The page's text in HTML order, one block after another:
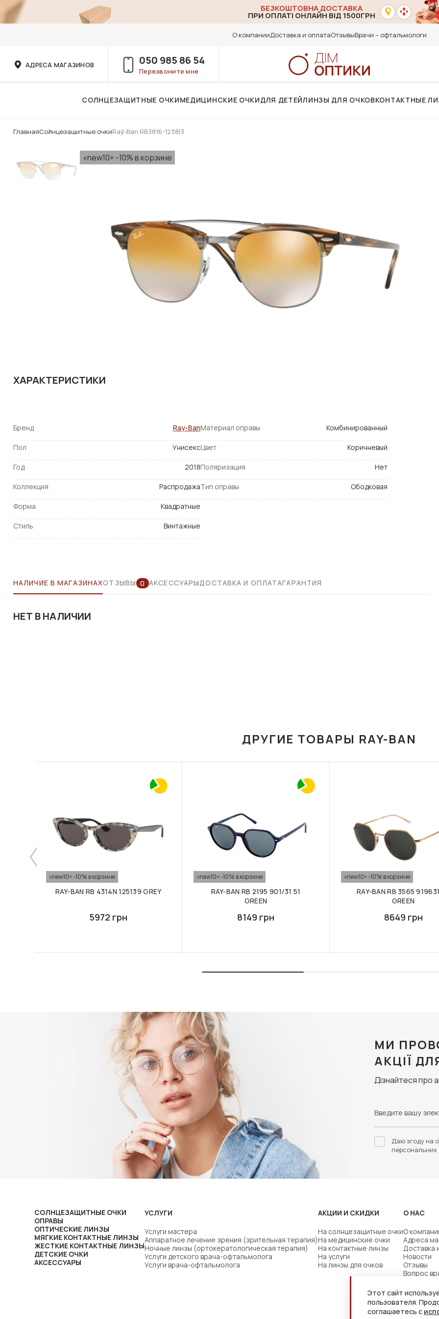
БЕЗКОШТОВНА ДОСТАВКА
ПРИ ОПЛАТІ ОНЛАЙН ВІД 1500ГРН
О компанииДоставка и оплатаОтзывыВрачи – офтальмологи
АДРЕСА МАГАЗИНОВ 050 985 86 54
Перезвоните мне
СОЛНЦЕЗАЩИТНЫЕ ОЧКИМЕДИЦИНСКИЕ ОЧКИДЛЯ ДЕТЕЙЛИНЗЫ ДЛЯ ОЧКОВКОНТАКТНЫЕ
ГлавнаяСолнцезащитные очкиRay-Ban RB3816-1238I3
«new10» -10% в корзине
ХАРАКТЕРИСТИКИ
Бренд Ray-Ban
Пол Унисекс
Год 2018
Коллекция Распродажа
Форма Квадратные
Стиль Винтажные
Материал оправы Комбинированный
Цвет Коричневый
Поляризация Нет
Тип оправы Ободковая
НАЛИЧИЕ В МАГАЗИНАХОТЗЫВЫ 0 АКСЕССУАРЫДОСТАВКА И ОПЛАТАГАРАНТИЯ
НЕТ В НАЛИЧИИ
ДРУГИЕ ТОВАРЫ RAY-BAN
«new10» -10% в корзине
RAY-BAN RB 4314N 125139 GREY
5972 грн
«new10» -10% в корзине
RAY-BAN RB 2195 901/31 51
GREEN
8149 грн
«new10» -10% в корзине
RAY-BAN RB 3565
GREEN
8649 грн
МИ
АКЦІЇ
Дізнайтеся про
Даю згоду на
Этот сайт
пользователя.
соглашаетесь с
СОЛНЦЕЗАЩИТНЫЕ ОЧКИ
ОПРАВЫ
ОПТИЧЕСКИЕ ЛИНЗЫ
МЯГКИЕ КОНТАКТНЫЕ ЛИНЗЫ
ЖЕСТКИЕ КОНТАКТНЫЕ ЛИНЗЫ
ДЕТСКИЕ ОЧКИ
АКСЕССУАРЫ
УСЛУГИ
Услуги мастера
Аппаратное лечение зрения (зрительная терапия)
Ночные линзы (ортокератологическая терапия)
Услуги детского врача-офтальмолога
Услуги врача-офтальмолога
АКЦИИ И СКИДКИ
На солнцезащитные очки
На медицинские очки
На контактные линзы
На услуги
На линзы для очков
О НАС
О
Адреса
Доставка
Новости
Отзывы
Вопрос